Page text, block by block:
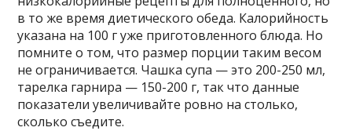
в то же время диетического обеда. Калорийность
указана на 100 г уже приготовленного блюда. Но
помните о том, что размер порции таким весом
не ограничивается. Чашка супа — это 200-250 мл,
тарелка гарнира — 150-200 г, так что данные
показатели увеличивайте ровно на столько,
сколько съедите.